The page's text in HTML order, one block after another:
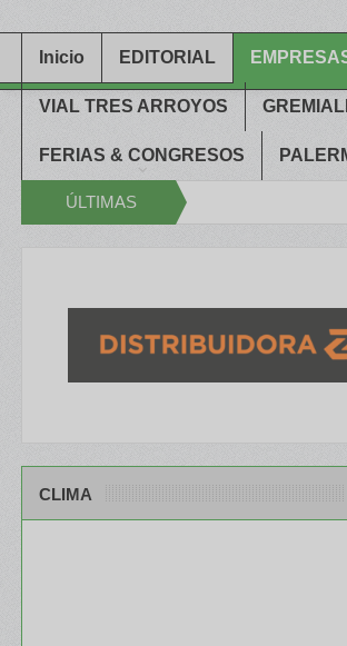
Inicio EDITORIAL
VIAL TRES ARROYOS
FERIAS & CONGRESOS
ÚLTIMAS
CLIMA